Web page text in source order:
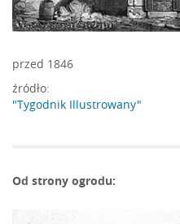
przed 1846
źródło:
"Tygodnik Illustrowany"
Od strony ogrodu: